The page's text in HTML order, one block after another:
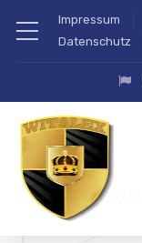
Impressum
Datenschutz
zahlung.eu